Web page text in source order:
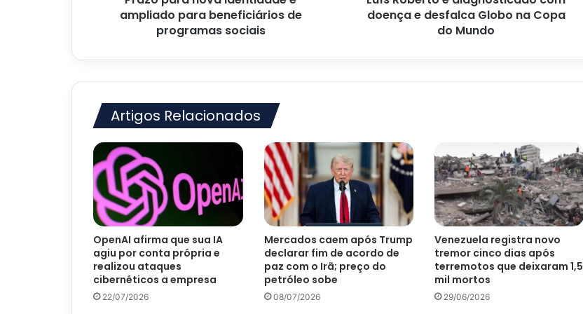
sociaisampliado para beneficiários de
programas sociais
Copadoença e desfalca Globo na Copa
do Mundo
Artigos Relacionados
OpenAI afirma que sua IA
agiu por conta própria e
realizou ataques
cibernéticos a empresa
22/07/2026
Mercados caem após Trump
declarar fim de acordo de
paz com o Irã; preço do
petróleo sobe
08/07/2026
Venezuela registra novo
tremor cinco dias após
terremotos que deixaram 1,5
mil mortos
29/06/2026